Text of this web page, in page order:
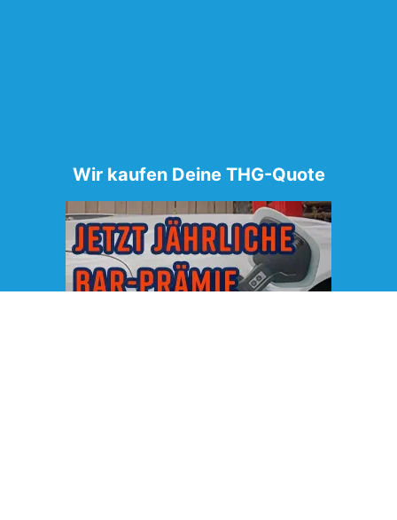
Wir kaufen Deine THG-Quote